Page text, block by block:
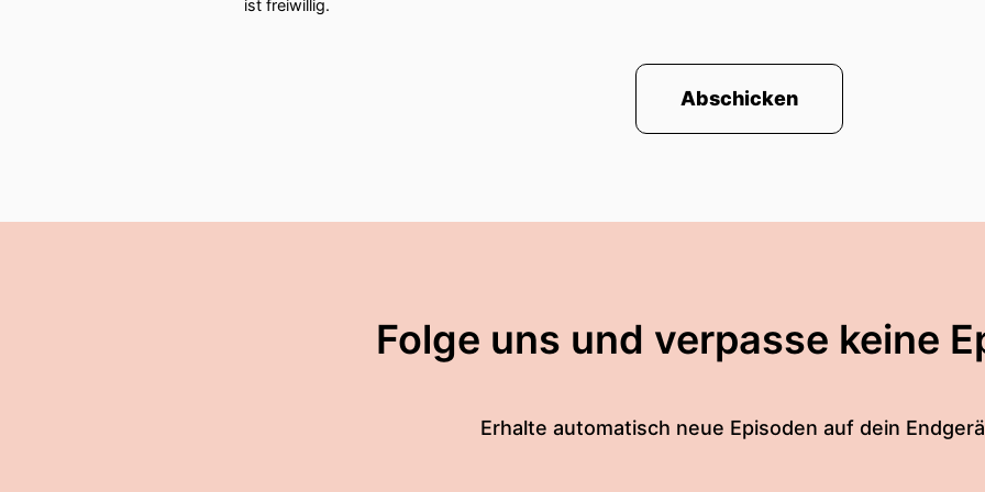
00:02:45: Es war in Kern aber zunächst ein Forschungs- und
00:02:55: Kam das dann erst quasi durch ChatGPT als KI so ein Alltagstool
eine weitergehende Relevanz in Deutschland haben können.
ist freiwillig.
Abschicken
Folge uns und verpasse keine
Erhalte automatisch neue Episoden auf dein